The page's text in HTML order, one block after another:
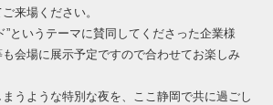
来場ください。
”というテーマに賛同してくださった企業様
会場に展示予定ですので合わせてお楽しみ
うような特別な夜を、ここ静岡で共に過ごし